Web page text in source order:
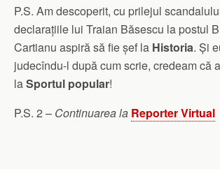
P.S. Am descoperit, cu prilejul
declarațiile lui Traian Băsescu la postul
Cartianu aspiră să fie șef la Historia. Și
judecîndu-l după cum scrie, credeam că
laSportul popular!
P.S. 2 – Continuarea la Reporter Virtual